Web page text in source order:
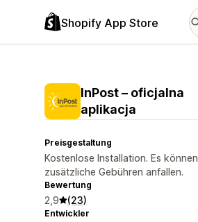
Shopify App Store
InPost – oficjalna
aplikacja
Preisgestaltung
Kostenlose Installation. Es können
zusätzliche Gebühren anfallen.
Bewertung
2,9 (23)
Entwickler